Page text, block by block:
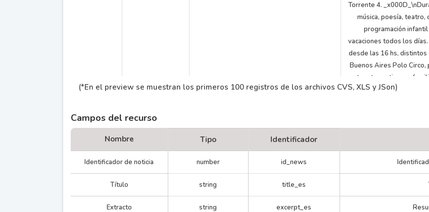
¡Arranca Verano
en la Ciudad!
Desde el 14 de enero y hasta el 18 de
Torrente 4.
música, poesía, teatro,
programación
vacaciones todos los
desde las 16 hs,
Buenos Aires Polo Circo,
este arte gratis y en
y el miércoles 18, el
“Una bandera del
nuestra historia
musical._x000D_\nEl
tomarán el Anfiteatro
viernes y sábado
cinéfilos disfrutar de
seleccionadas por los
(*En el preview se muestran los primeros 100 registros de los archivos CVS, XLS y JSon)
Campos del recurso
Nombre Tipo Identificador
Identificador de noticia number id_news
Título string title_es
Extracto string excerpt_es